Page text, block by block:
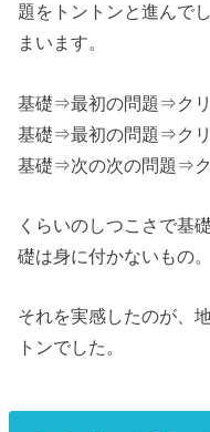
題をトントンと進んで
まいます。
基礎⇒最初の問題⇒ク
基礎⇒最初の問題⇒ク
基礎⇒次の次の問題⇒
くらいのしつこさで基
礎は身に付かないもの。
それを実感したのが、
トンでした。